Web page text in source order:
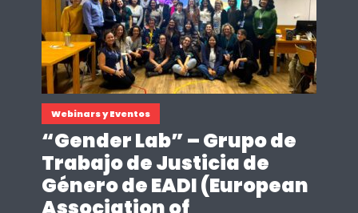
Webinars y Eventos
“Gender Lab” – Grupo de
Trabajo de Justicia de
Género de EADI (European
Association of